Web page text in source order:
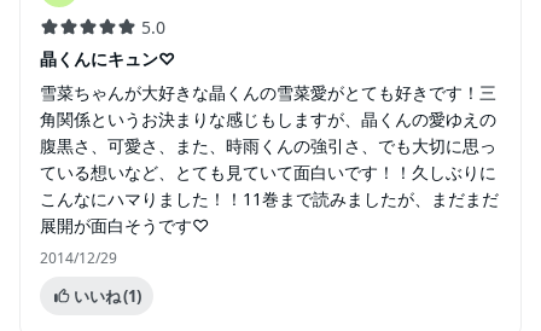
5.0
晶くんにキュン♡
雪菜ちゃんが大好きな晶くんの雪菜愛がとても好きです！三
角関係というお決まりな感じもしますが、晶くんの愛ゆえの
腹黒さ、可愛さ、また、時雨くんの強引さ、でも大切に思っ
ている想いなど、とても見ていて面白いです！！久しぶりに
こんなにハマりました！！11巻まで読みましたが、まだまだ
展開が面白そうです♡
2014/12/29
いいね(1)